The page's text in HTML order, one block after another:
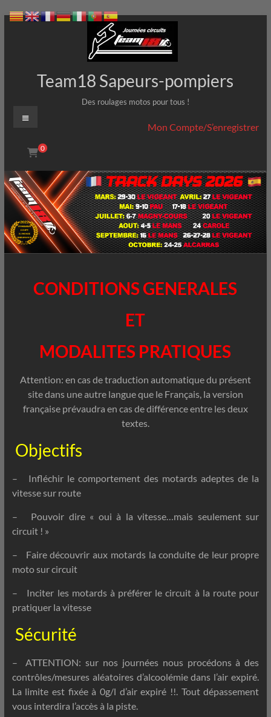
Aller
Team18 Sapeurs-pompiers
Des roulages motos pour tous !
Mon Compte/S’enregistrer
Menu
0
CONDITIONS GENERALES
ET
MODALITES PRATIQUES
Attention: en cas de traduction automatique du présent
site dans une autre langue que le Français, la version
française prévaudra en cas de différence entre les deux
textes.
Objectifs
– Infléchir le comportement des motards adeptes de la
vitesse sur route
– Pouvoir dire « oui à la vitesse…mais seulement sur
circuit ! »
– Faire découvrir aux motards la conduite de leur propre
moto sur circuit
– Inciter les motards à préférer le circuit à la route pour
pratiquer la vitesse
Sécurité
– ATTENTION: sur nos journées nous procédons à des
contrôles/mesures aléatoires d’alcoolémie dans l’air expiré.
La limite est fixée à 0g/l d’air expiré !!. Tout dépassement
vous interdira l’accès à la piste.